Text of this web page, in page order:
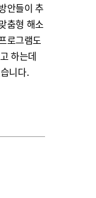
안들이 추
춤형 해소
로그램도
하는데
니다.